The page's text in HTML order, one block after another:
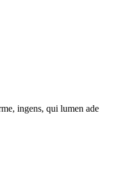
ingens, qui lumen ade